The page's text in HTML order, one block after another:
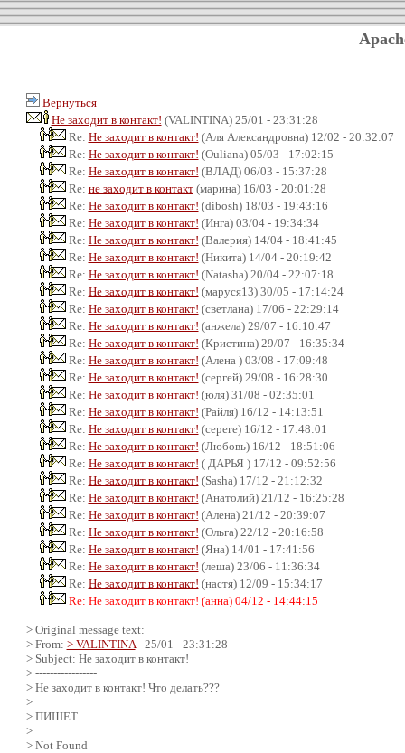
Вернуться
Не заходит в контакт! (VALINTINA) 25/01 - 23:31:28
Re: Не заходит в контакт! (Аля Александровна) 12/02 - 20:32:07
Re: Не заходит в контакт! (Ouliana) 05/03 - 17:02:15
Re: Не заходит в контакт! (ВЛАД) 06/03 - 15:37:28
Re: не заходит в контакт(марина) 16/03 - 20:01:28
Re: Не заходит в контакт! (dibosh) 18/03 - 19:43:16
Re: Не заходит в контакт! (Инга) 03/04 - 19:34:34
Re: Не заходит в контакт! (Валерия) 14/04 - 18:41:45
Re: Не заходит в контакт! (Никита) 14/04 - 20:19:42
Re: Не заходит в контакт! (Natasha) 20/04 - 22:07:18
Re: Не заходит в контакт! (маруся13) 30/05 - 17:14:24
Re: Не заходит в контакт! (светлана) 17/06 - 22:29:14
Re: Не заходит в контакт! (анжела) 29/07 - 16:10:47
Re: Не заходит в контакт! (Кристина) 29/07 - 16:35:34
Re: Не заходит в контакт! (Алена ) 03/08 - 17:09:48
Re: Не заходит в контакт! (сергей) 29/08 - 16:28:30
Re: Не заходит в контакт! (юля) 31/08 - 02:35:01
Re: Не заходит в контакт! (Райля) 16/12 - 14:13:51
Re: Не заходит в контакт! (сереге) 16/12 - 17:48:01
Re: Не заходит в контакт! (Любовь) 16/12 - 18:51:06
Re: Не заходит в контакт! ( ДАРЬЯ ) 17/12 - 09:52:56
Re: Не заходит в контакт! (Sasha) 17/12 - 21:12:32
Re: Не заходит в контакт! (Анатолий) 21/12 - 16:25:28
Re: Не заходит в контакт! (Алена) 21/12 - 20:39:07
Re: Не заходит в контакт! (Ольга) 22/12 - 20:16:58
Re: Не заходит в контакт! (Яна) 14/01 - 17:41:56
Re: Не заходит в контакт! (леша) 23/06 - 11:36:34
Re: Не заходит в контакт! (настя) 12/09 - 15:34:17
Re: Не заходит в контакт! (анна) 04/12 - 14:44:15
> Original message text:
> From: > VALINTINA- 25/01 - 23:31:28
> Subject: Не заходит в контакт!
> -----------------
> Не заходит в контакт! Что делать???
>
> ПИШЕТ...
>
> Not Found